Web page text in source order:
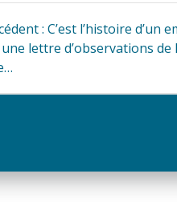
: Article
précédent
C’est l’histoire d’un
lettre d’observations de